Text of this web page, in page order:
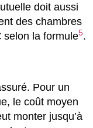
doit aussi
des chambres
selon la formule5.
Pour un
le coût moyen
monter jusqu’à